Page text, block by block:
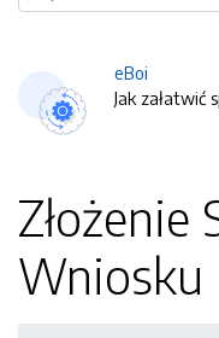
eBoi
Jak załatwić
Złożenie
Wniosku